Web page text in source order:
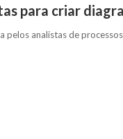
para criar
pelos analistas de